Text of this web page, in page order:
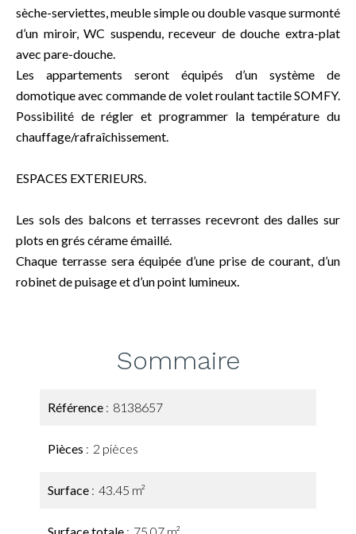
sèche-serviettes, meuble simple ou double vasque surmonté
d’un miroir, WC suspendu, receveur de douche extra-plat
avec pare-douche.
Les appartements seront équipés d’un système de
domotique avec commande de volet roulant tactile SOMFY.
Possibilité de régler et programmer la température du
chauffage/rafraîchissement.
ESPACES EXTERIEURS.
Les sols des balcons et terrasses recevront des dalles sur
plots en grés cérame émaillé.
Chaque terrasse sera équipée d’une prise de courant, d’un
robinet de puisage et d’un point lumineux.
Sommaire
Référence 8138657
Pièces 2 pièces
Surface 43.45 m²